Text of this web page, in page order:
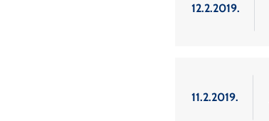
12.2.2019.
11.2.2019.